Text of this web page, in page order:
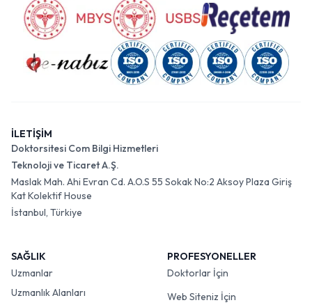
İLETİŞİM
Doktorsitesi Com Bilgi Hizmetleri
Teknoloji ve Ticaret A.Ş.
Maslak Mah. Ahi Evran Cd. A.O.S 55 Sokak No:2 Aksoy Plaza Giriş
Kat Kolektif House
İstanbul, Türkiye
SAĞLIK
Uzmanlar
Uzmanlık Alanları
PROFESYONELLER
Doktorlar İçin
Web Siteniz İçin